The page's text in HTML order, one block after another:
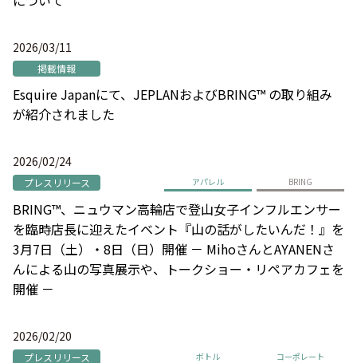
2026/03/11
掲載情報
Esquire Japanにて、JEPLANおよびBRING™ の取り組み
が紹介されました
2026/02/24
プレスリリース アパレル BRING
BRING™、ニュウマン高輪店で登山女子インフルエンサー
を臨時店長に迎えたイベント『山の話がしたいんだ！』を
3月7日（土）・8日（日）開催 － MihoさんとAYANENさ
んによる山の写真展示や、トークショー・リペアカフェを
開催 －
2026/02/20
プレスリリース ボトル
コーポレート